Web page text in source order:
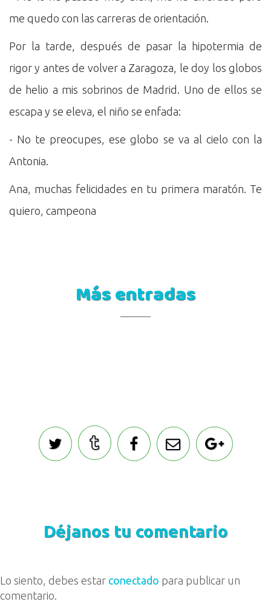
me quedo con las carreras de orientación.
Por la tarde, después de pasar la hipotermia de
rigor y antes de volver a Zaragoza, le doy los globos
de helio a mis sobrinos de Madrid. Uno de ellos se
escapa y se eleva, el niño se enfada:
- No te preocupes, ese globo se va al cielo con la
Antonia.
Ana, muchas felicidades en tu primera maratón. Te
quiero, campeona
Más entradas
Déjanos tu comentario
Lo siento, debes estar conectado para publicar un
comentario.